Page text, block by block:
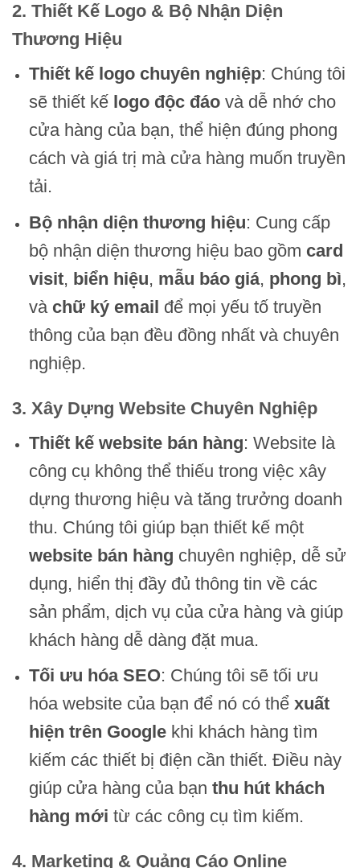
2. Thiết Kế Logo & Bộ Nhận Diện
Thương Hiệu
Thiết kế logo chuyên nghiệp: Chúng tôi
sẽ thiết kế logo độc đáovà dễ nhớ cho
cửa hàng của bạn, thể hiện đúng phong
cách và giá trị mà cửa hàng muốn truyền
tải.
Bộ nhận diện thương hiệu: Cung cấp
bộ nhận diện thương hiệu bao gồm card
visit, biển hiệu, mẫu báo giá, phong bì,
và chữ ký email để mọi yếu tố truyền
thông của bạn đều đồng nhất và chuyên
nghiệp.
3. Xây Dựng Website Chuyên Nghiệp
Thiết kế website bán hàng: Website là
công cụ không thể thiếu trong việc xây
dựng thương hiệu và tăng trưởng doanh
thu. Chúng tôi giúp bạn thiết kế một
website bán hàng chuyên nghiệp, dễ sử
dụng, hiển thị đầy đủ thông tin về các
sản phẩm, dịch vụ của cửa hàng và giúp
khách hàng dễ dàng đặt mua.
Tối ưu hóa SEO: Chúng tôi sẽ tối ưu
hóa website của bạn để nó có thể xuất
hiện trên Googlekhi khách hàng tìm
kiếm các thiết bị điện cần thiết. Điều này
giúp cửa hàng của bạn thu hút khách
hàng mới từ các công cụ tìm kiếm.
4. Marketing & Quảng Cáo Online